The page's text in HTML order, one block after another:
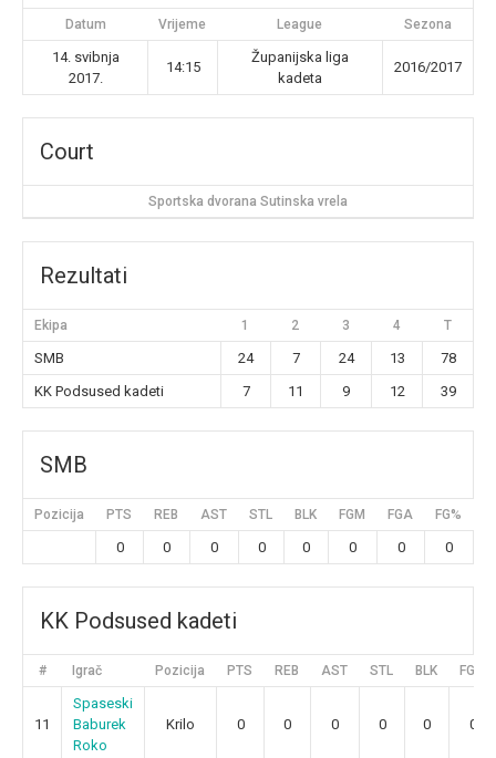
Datum Vrijeme League Sezona
14. svibnja
2017.
14:15
Županijska liga
kadeta
2016/2017
Court
Sportska dvorana Sutinska vrela
Rezultati
Ekipa 1 2 3 4 T
SMB 24 7 24 13
78
KK Podsused kadeti
7 11 9 12 39
SMB
Pozicija PTS REB AST STL BLK FGM FGA FG%
0 0 0 0 0 0 0 0
KK Podsused kadeti
# Igrač Pozicija PTS REB AST STL BLK FGM
11
Spaseski
Baburek
Roko
Krilo 0 0 0 0 0 0